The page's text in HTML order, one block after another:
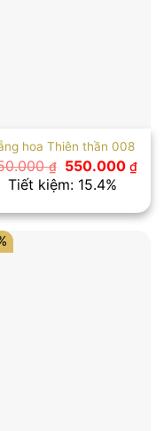
hoa Thiên thần 008
₫
Giá
gốc
là:
550.000₫Giá
là:
Tiết kiệm: 15.4%